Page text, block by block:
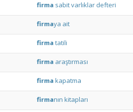
firma sabitvarlıklar defteri
firmaya ait
firma tatili
firma araştırması
firma kapatma
firmanın kitapları